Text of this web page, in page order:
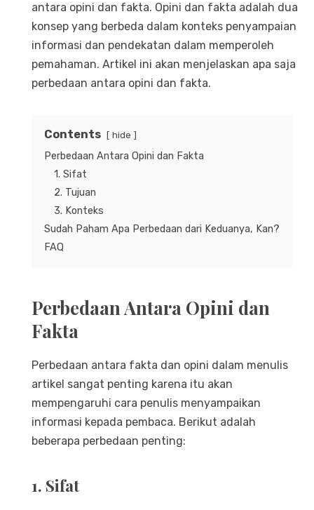
antara opini dan fakta. Opini dan fakta adalah dua
konsep yang berbeda dalam konteks penyampaian
informasi dan pendekatan dalam memperoleh
pemahaman. Artikel ini akan menjelaskan apa saja
perbedaan antara opini dan fakta.
Contents hide
Perbedaan Antara Opini dan Fakta
1. Sifat
2. Tujuan
3. Konteks
Sudah Paham Apa Perbedaan dari Keduanya, Kan?
FAQ
Perbedaan Antara Opini dan
Fakta
Perbedaan antara fakta dan opini dalam menulis
artikel sangat penting karena itu akan
mempengaruhi cara penulis menyampaikan
informasi kepada pembaca. Berikut adalah
beberapa perbedaan penting:
1. Sifat